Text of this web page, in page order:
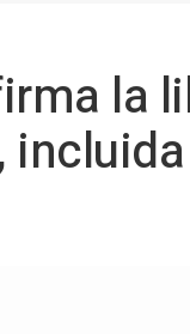
la